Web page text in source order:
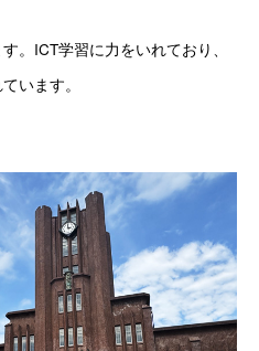
。ICT学習に力をいれており、
います。